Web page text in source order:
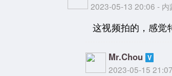
2023-05-13 20:06 - 内
这视频拍的，感觉
Mr.Chou
2023-05-15